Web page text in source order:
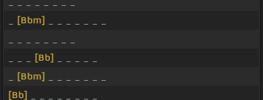
[Bbm]
[Bb]
[Bbm]
[Bb]